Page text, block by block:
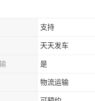
支持
天天发车
是
物流运输